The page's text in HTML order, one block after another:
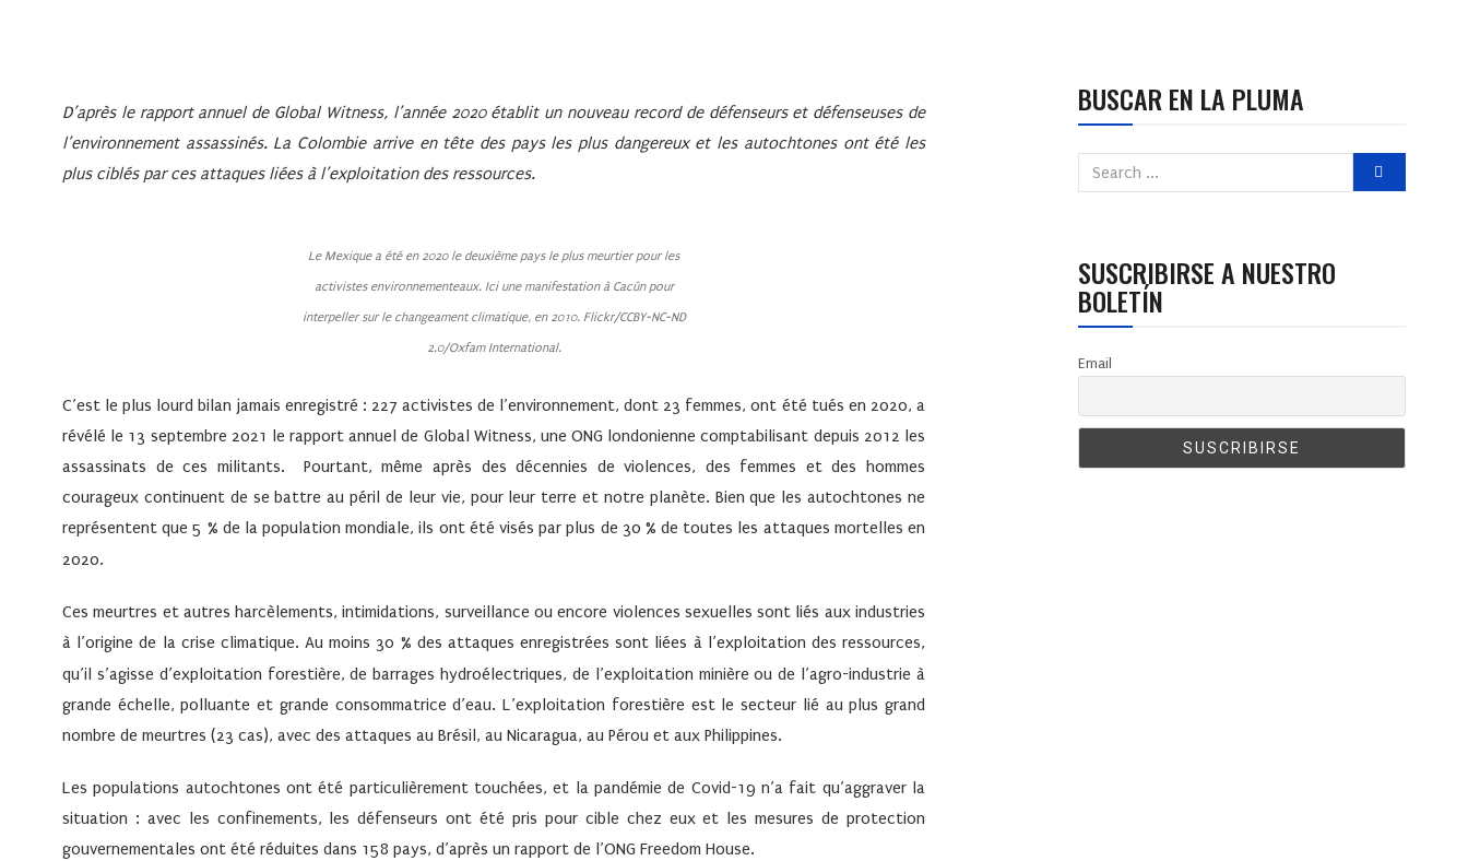
D’après le rapport annuel de Global Witness, l’année 2020 établit un nouveau record de défenseurs et défenseuses de
l’environnement assassinés. La Colombie arrive en tête des pays les plus dangereux et les autochtones ont été les
plus ciblés par ces attaques liées à l’exploitation des ressources.
Le Mexique a été en 2020 le deuxième pays le plus meurtier pour les
activistes environnementeaux. Ici une manifestation à Cacún pour
interpeller sur le changeament climatique, en 2010. Flickr/CCBY-NC-ND
2.0/Oxfam International.
C’est le plus lourd bilan jamais enregistré : 227 activistes de l’environnement, dont 23 femmes, ont été tués en 2020, a
révélé le 13 septembre 2021 le rapport annuel de Global Witness, une ONG londonienne comptabilisant depuis 2012 les
assassinats de ces militants. Pourtant, même après des décennies de violences, des femmes et des hommes
courageux continuent de se battre au péril de leur vie, pour leur terre et notre planète. Bien que les autochtones ne
représentent que 5 % de la population mondiale, ils ont été visés par plus de 30 % de toutes les attaques mortelles en
2020.
Ces meurtres et autres harcèlements, intimidations, surveillance ou encore violences sexuelles sont liés aux industries
à l’origine de la crise climatique. Au moins 30 % des attaques enregistrées sont liées à l’exploitation des ressources,
qu’il s’agisse d’exploitation forestière, de barrages hydroélectriques, de l’exploitation minière ou de l’agro-industrie à
grande échelle, polluante et grande consommatrice d’eau. L’exploitation forestière est le secteur lié au plus grand
nombre de meurtres (23 cas), avec des attaques au Brésil, au Nicaragua, au Pérou et aux Philippines.
Les populations autochtones ont été particulièrement touchées, et la pandémie de Covid-19 n’a fait qu’aggraver la
situation : avec les confinements, les défenseurs ont été pris pour cible chez eux et les mesures de protection
gouvernementales ont été réduites dans 158 pays, d’après un rapport de l’ONG Freedom House.
BUSCAR EN LA PLUMA
SUSCRIBIRSE A NUESTRO
BOLETÍN
Email